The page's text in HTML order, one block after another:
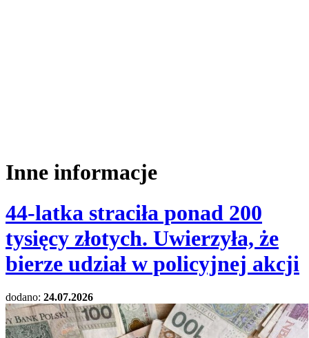
Inne informacje
44-latka straciła ponad 200
tysięcy złotych. Uwierzyła, że
bierze udział w policyjnej akcji
dodano: 24.07.2026